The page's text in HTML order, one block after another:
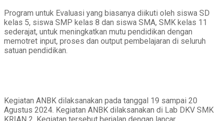
Program untuk Evaluasi yang biasanya diikuti oleh siswa SD
kelas 5, siswa SMP kelas 8 dan siswa SMA, SMK kelas 11
sederajat, untuk meningkatkan mutu pendidikan dengan
memotret input, proses dan output pembelajaran di seluruh
satuan pendidikan.
Kegiatan ANBK dilaksanakan pada tanggal 19 sampai 20
Agustus 2024. Kegiatan ANBK dilaksanakan di Lab DKV SMK
KRIAN 2. Kegiatan tersebut berjalan dengan lancar.